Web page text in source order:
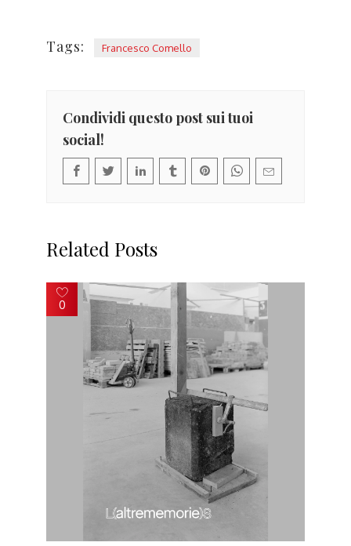
Tags: Francesco Comello
Condividi questo post sui tuoi
social!
Related Posts
0